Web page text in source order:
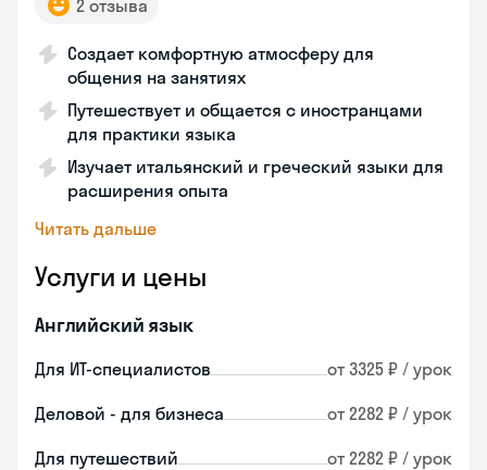
2 отзыва
Создает комфортную атмосферу для
общения на занятиях
Путешествует и общается с иностранцами
для практики языка
Изучает итальянский и греческий языки для
расширения опыта
Читать дальше
Услуги и цены
Английский язык
Для ИТ-специалистов от 3325 ₽ / урок
Деловой - для бизнеса от 2282 ₽ / урок
Для путешествий от 2282 ₽ / урок